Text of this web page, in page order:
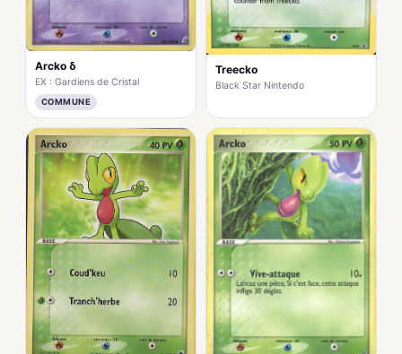
Arcko δ
EX : Gardiens de Cristal
COMMUNE
Treecko
Black Star Nintendo